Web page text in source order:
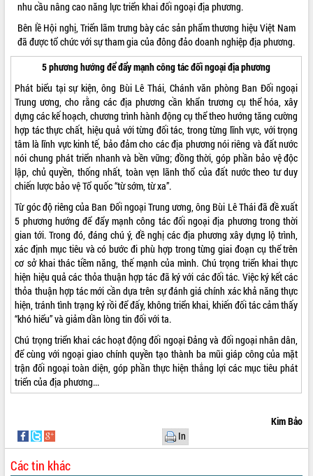
Định vị cà phê Việt Nam như một “di
sản sống” trong dòng chảy toàn cầu
Xây dựng nông thôn mới: Nâng cao đời
sống người dân từ những mô hình thiết
Quyết liệt tháo gỡ vướng mắc, đẩy
nhanh tiến độ các dự án trọng điểm
trong Khu kinh tế Nam Phú Yên
Hòn Yến phát triển du lịch gắn với bảo
tồn biển
Lấy ý kiến điều chỉnh Quy hoạch tỉnh
Đắk Lắk thời kỳ 2021-2030, tầm nhìn
đến năm 2050
Phát động chiến dịch 30 ngày đêm
giải phóng mặt bằng Tuyến đường bộ
ven biển
Đắk Lắk nỗ lực thúc đẩy tăng trưởng
kinh tế từ 10% trở lên trong Quý
II/2026
Đắk Lắk ký kết thỏa thuận hợp tác về
chuyển đổi số giai đoạn 2026 – 2030
Việt Nam
Thứ trưởng Bộ Y tế làm việc với tỉnh
Đắk Lắk về phát triển nhân lực y tế
cho trạm y tế cấp xã
liệu và Bản đồ số
Tập huấn ứng dụng trí tuệ nhân tạo (AI)
trong thương mại điện tử năm 2026
nhu cầu nâng cao năng lực triển khai đối ngoại địa phương.
Bên lề Hội nghị, Triển lãm trưng bày các sản phẩm thương hiệu Việt Nam
đã được tổ chức với sự tham gia của đông đảo doanh nghiệp địa phương.
5 phương hướng để đẩy mạnh công tác đối ngoại địa phương
Phát biểu tại sự kiện, ông Bùi Lê Thái, Chánh văn phòng Ban Đối ngoại
Trung ương, cho rằng các địa phương cần khẩn trương cụ thể hóa, xây
dựng các kế hoạch, chương trình hành động cụ thể theo hướng tăng cường
hợp tác thực chất, hiệu quả với từng đối tác, trong từng lĩnh vực, với trọng
tâm là lĩnh vực kinh tế, bảo đảm cho các địa phương nói riêng và đất nước
nói chung phát triển nhanh và bền vững; đồng thời, góp phần bảo vệ độc
lập, chủ quyền, thống nhất, toàn vẹn lãnh thổ của đất nước theo tư duy
chiến lược bảo vệ Tổ quốc “từ sớm, từ xa”.
Từ góc độ riêng của Ban Đối ngoại Trung ương, ông Bùi Lê Thái đã đề xuất
5 phương hướng để đẩy mạnh công tác đối ngoại địa phương trong thời
gian tới. Trong đó, đáng chú ý, đề nghị các địa phương xây dựng lộ trình,
xác định mục tiêu và có bước đi phù hợp trong từng giai đoạn cụ thể trên
cơ sở khai thác tiềm năng, thế mạnh của mình. Chú trọng triển khai thực
hiện hiệu quả các thỏa thuận hợp tác đã ký với các đối tác. Việc ký kết các
thỏa thuận hợp tác mới cần dựa trên sự đánh giá chính xác khả năng thực
hiện, tránh tình trạng ký rồi để đấy, không triển khai, khiến đối tác cảm thấy
“khó hiểu” và giảm dần lòng tin đối với ta.
Chú trọng triển khai các hoạt động đối ngoại Đảng và đối ngoại nhân dân,
để cùng với ngoại giao chính quyền tạo thành ba mũi giáp công của mặt
trận đối ngoại toàn diện, góp phần thực hiện thắng lợi các mục tiêu phát
triển của địa phương...
Kim Bảo
In
Các tin khác